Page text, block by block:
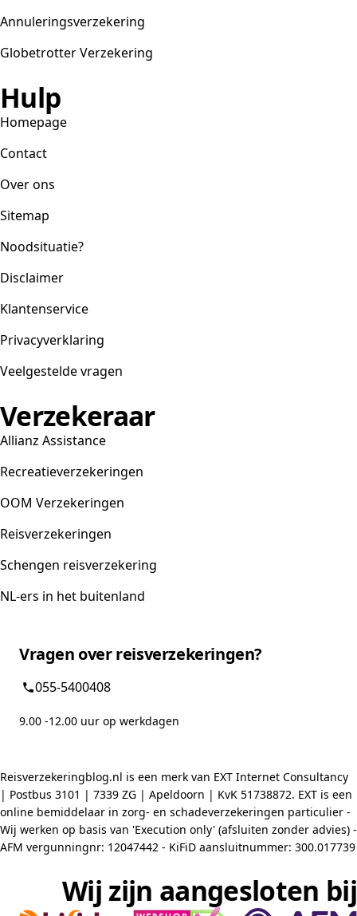
Annuleringsverzekering
Globetrotter Verzekering
Hulp
Homepage
Contact
Over ons
Sitemap
Noodsituatie?
Disclaimer
Klantenservice
Privacyverklaring
Veelgestelde vragen
Verzekeraar
Allianz Assistance
Recreatieverzekeringen
OOM Verzekeringen
Reisverzekeringen
Schengen reisverzekering
NL-ers in het buitenland
Vragen over reisverzekeringen?
055-5400408
9.00 -12.00 uur op werkdagen
Reisverzekeringblog.nl is een merk van EXT Internet Consultancy
| Postbus 3101 | 7339 ZG | Apeldoorn | KvK 51738872. EXT is een
online bemiddelaar in zorg- en schadeverzekeringen particulier -
Wij werken op basis van 'Execution only' (afsluiten zonder advies) -
AFM vergunningnr: 12047442 - KiFiD aansluitnummer: 300.017739
Wij zijn aangesloten bij